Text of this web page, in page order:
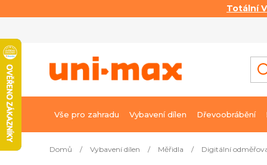
Totální
obsah
Vše pro zahradu Vybavení dílen Dřevoobrábění
Domů / Vybavení dílen / Měřidla / Digitální